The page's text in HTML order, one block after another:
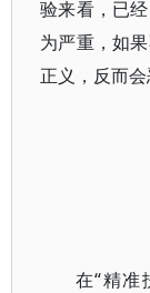
验来看，已
为严重，如
正义，反而会
在“精准